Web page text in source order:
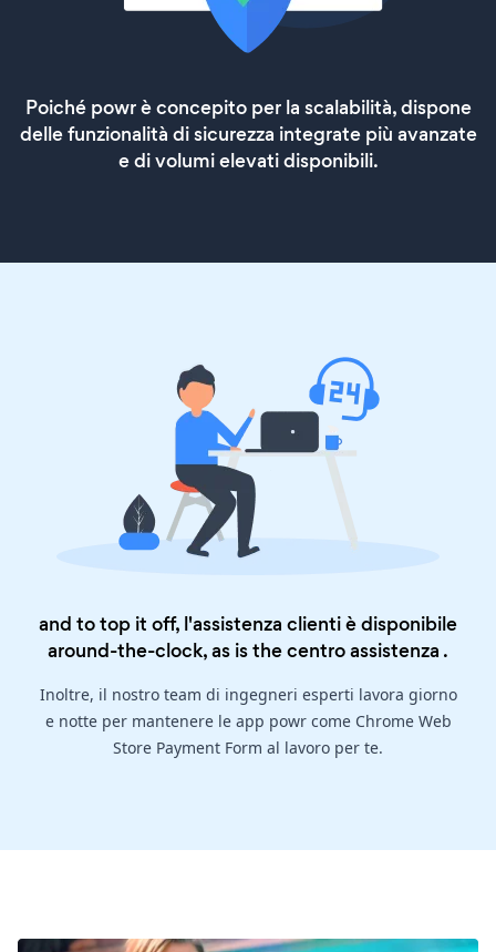
Poiché powr è concepito per la scalabilità, dispone
delle funzionalità di sicurezza integrate più avanzate
e di volumi elevati disponibili.
and to top it off, l'assistenza clienti è disponibile
around-the-clock, as is thecentro assistenza .
Inoltre, il nostro team di ingegneri esperti lavora giorno
e notte per mantenere le app powr come Chrome Web
Store Payment Form al lavoro per te.